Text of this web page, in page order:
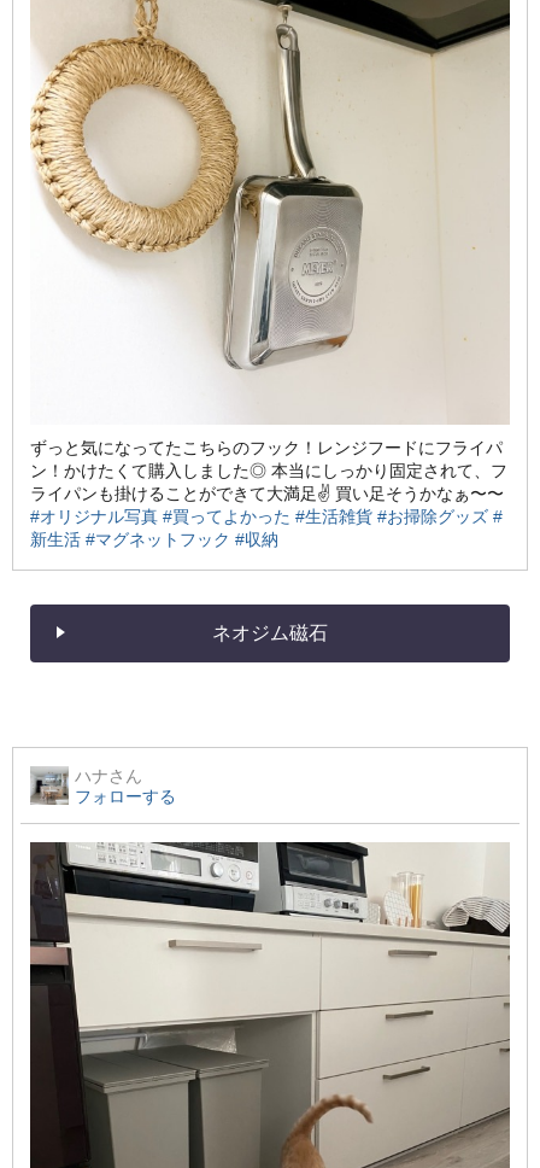
ずっと気になってたこちらのフック！レンジフードにフライパ
ン！かけたくて購入しました◎ 本当にしっかり固定されて、フ
ライパンも掛けることができて大満足✌️ 買い足そうかなぁ〜〜
#オリジナル写真 #買ってよかった #生活雑貨 #お掃除グッズ #
新生活 #マグネットフック #収納
ネオジム磁石
ハナさん
フォローする